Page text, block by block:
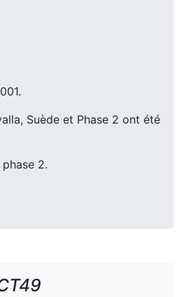
Suède et Phase 2 ont été
2.